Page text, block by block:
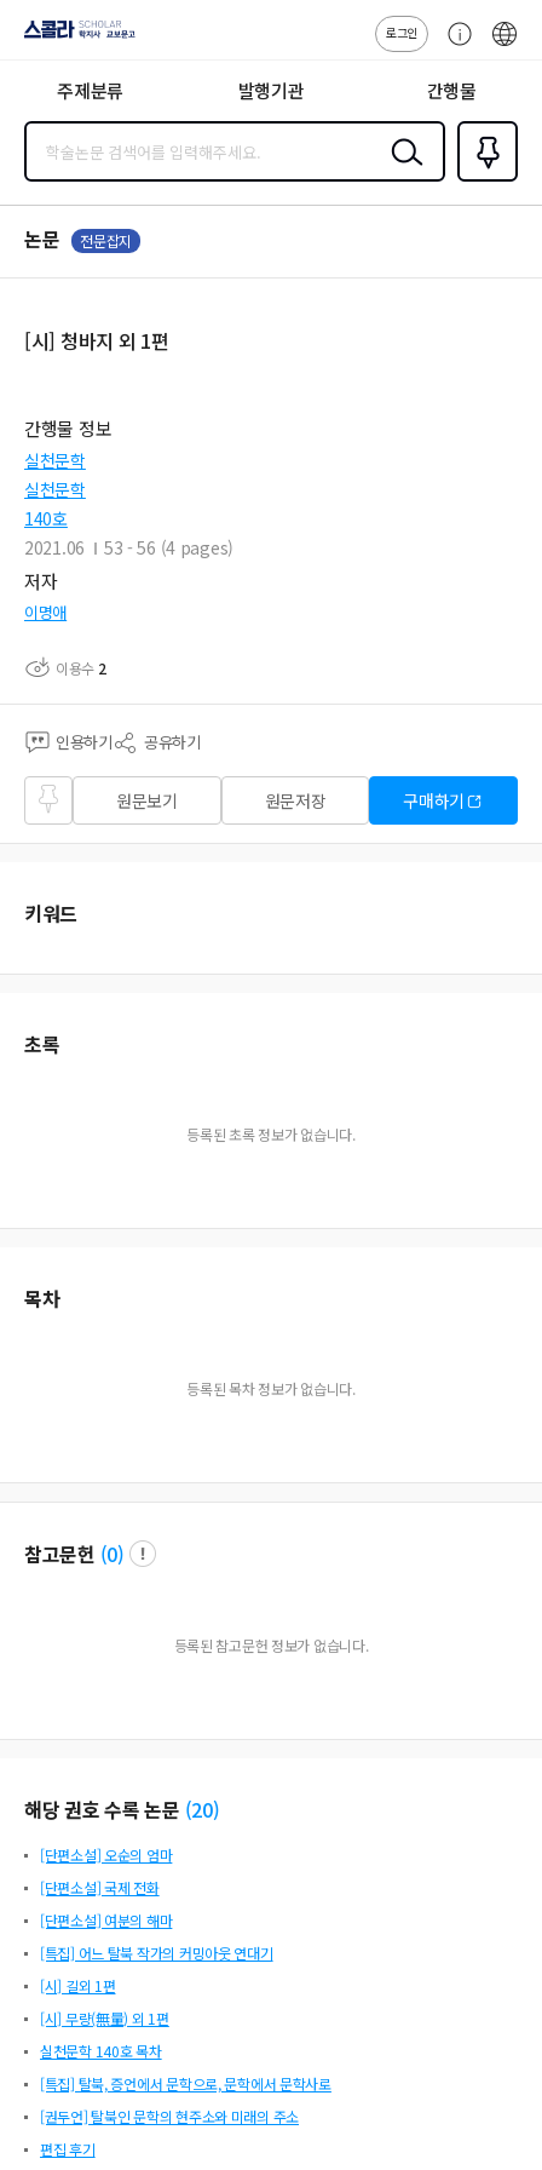
지사·교보문고
로그인
센
주제분류 발행기관 간행물
검색
즐겨찾
기0
논문 전문잡지
[시] 청바지 외 1편
간행물 정보
실천문학
실천문학
140호
2021.06
53 - 56 (4 pages)
저자
이명애
이용수 2
인용하기 공유하기
즐겨
찾기
원문보기 원문저장 구매하기
키워드
초록
등록된 초록 정보가 없습니다.
목차
등록된 목차 정보가 없습니다.
참고문헌 (0)
등록된 참고문헌 정보가 없습니다.
해당 권호 수록 논문 (20)
[단편소설] 오순의 엄마
[단편소설] 국제 전화
[단편소설] 여분의 해마
[특집] 어느 탈북 작가의 커밍아웃 연대기
[시] 길외 1편
[시] 무량(無量) 외 1편
실천문학 140호 목차
[특집] 탈북, 증언에서 문학으로, 문학에서 문학사로
[권두언] 탈북인 문학의 현주소와 미래의 주소
편집 후기